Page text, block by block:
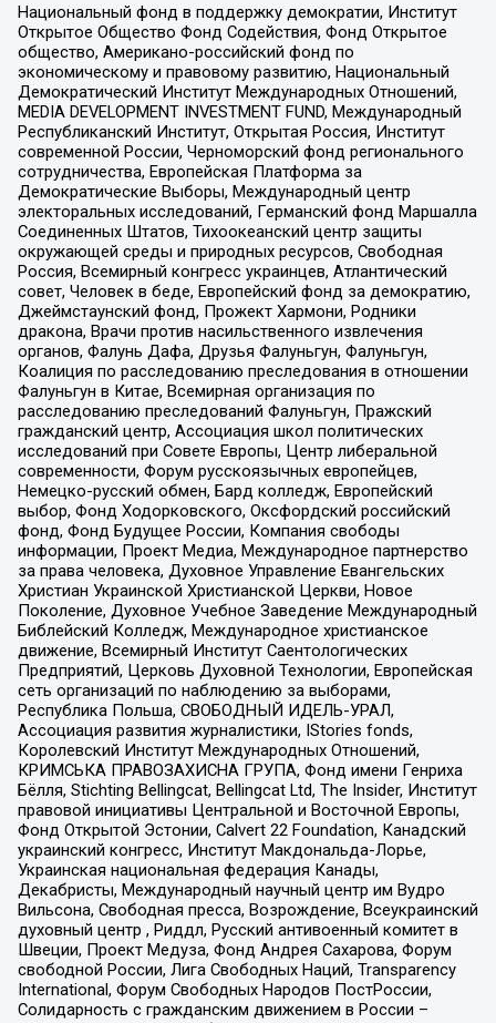
Национальный фонд в поддержку демократии, Институт
Открытое Общество Фонд Содействия, Фонд Открытое
общество, Американо-российский фонд по
экономическому и правовому развитию, Национальный
Демократический Институт Международных Отношений,
MEDIA DEVELOPMENT INVESTMENT FUND, Международный
Республиканский Институт, Открытая Россия, Институт
современной России, Черноморский фонд регионального
сотрудничества, Европейская Платформа за
Демократические Выборы, Международный центр
электоральных исследований, Германский фонд Маршалла
Соединенных Штатов, Тихоокеанский центр защиты
окружающей среды и природных ресурсов, Свободная
Россия, Всемирный конгресс украинцев, Атлантический
совет, Человек в беде, Европейский фонд за демократию,
Джеймстаунский фонд, Прожект Хармони, Родники
дракона, Врачи против насильственного извлечения
органов, Фалунь Дафа, Друзья Фалуньгун, Фалуньгун,
Коалиция по расследованию преследования в отношении
Фалуньгун в Китае, Всемирная организация по
расследованию преследований Фалуньгун, Пражский
гражданский центр, Ассоциация школ политических
исследований при Совете Европы, Центр либеральной
современности, Форум русскоязычных европейцев,
Немецко-русский обмен, Бард колледж, Европейский
выбор, Фонд Ходорковского, Оксфордский российский
фонд, Фонд Будущее России, Компания свободы
информации, Проект Медиа, Международное партнерство
за права человека, Духовное Управление Евангельских
Христиан Украинской Христианской Церкви, Новое
Поколение, Духовное Учебное Заведение Международный
Библейский Колледж, Международное христианское
движение, Всемирный Институт Саентологических
Предприятий, Церковь Духовной Технологии, Европейская
сеть организаций по наблюдению за выборами,
Республика Польша, СВОБОДНЫЙ ИДЕЛЬ-УРАЛ,
Ассоциация развития журналистики, IStories fonds,
Королевский Институт Международных Отношений,
КРИМСЬКА ПРАВОЗАХИСНА ГРУПА, Фонд имени Генриха
Бёлля, Stichting Bellingcat, Bellingcat Ltd, The Insider, Институт
правовой инициативы Центральной и Восточной Европы,
Фонд Открытой Эстонии, Calvert 22 Foundation, Канадский
украинский конгресс, Институт Макдональда-Лорье,
Украинская национальная федерация Канады,
Декабристы, Международный научный центр им Вудро
Вильсона, Свободная пресса, Возрождение, Всеукраинский
духовный центр , Риддл, Русский антивоенный комитет в
Швеции, Проект Медуза, Фонд Андрея Сахарова, Форум
свободной России, Лига Свободных Наций, Transparеncy
International, Форум Свободных Народов ПостРоссии,
Солидарность с гражданским движением в России –